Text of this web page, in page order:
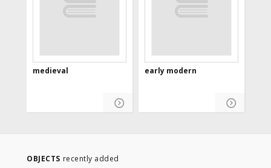
medieval early modern
OBJECTS recently added